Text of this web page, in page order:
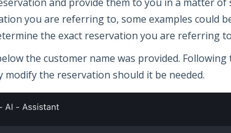
you are referring to, some examples could
the exact reservation you are referring
the customer name was provided.
modify the reservation should it be needed.